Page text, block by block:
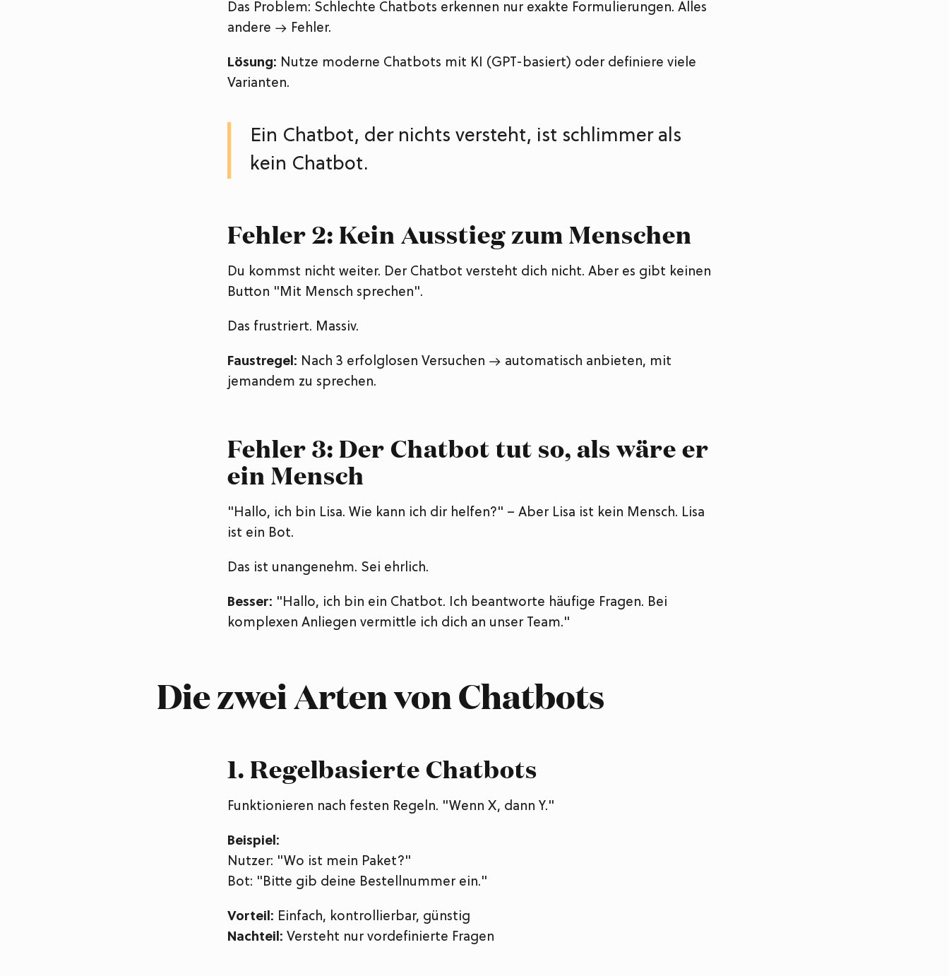
Das Problem: Schlechte Chatbots erkennen nur exakte Formulierungen. Alles
andere → Fehler.
Lösung: Nutze moderne Chatbots mit KI (GPT-basiert) oder definiere viele
Varianten.
Ein Chatbot, der nichts versteht, ist schlimmer als
kein Chatbot.
Fehler 2: Kein Ausstieg zum Menschen
Du kommst nicht weiter. Der Chatbot versteht dich nicht. Aber es gibt keinen
Button "Mit Mensch sprechen".
Das frustriert. Massiv.
Faustregel: Nach 3 erfolglosen Versuchen → automatisch anbieten, mit
jemandem zu sprechen.
Fehler 3: Der Chatbot tut so, als wäre er
ein Mensch
"Hallo, ich bin Lisa. Wie kann ich dir helfen?" – Aber Lisa ist kein Mensch. Lisa
ist ein Bot.
Das ist unangenehm. Sei ehrlich.
Besser: "Hallo, ich bin ein Chatbot. Ich beantworte häufige Fragen. Bei
komplexen Anliegen vermittle ich dich an unser Team."
Die zwei Arten von Chatbots
1. Regelbasierte Chatbots
Funktionieren nach festen Regeln. "Wenn X, dann Y."
Beispiel:
Nutzer: "Wo ist mein Paket?"
Bot: "Bitte gib deine Bestellnummer ein."
Vorteil: Einfach, kontrollierbar, günstig
Nachteil: Versteht nur vordefinierte Fragen